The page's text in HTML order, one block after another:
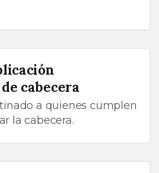
cabecera
a quienes cumplen
la cabecera.